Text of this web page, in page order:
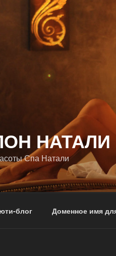
НАТАЛИ
Спа Натали
блог Доменное имя